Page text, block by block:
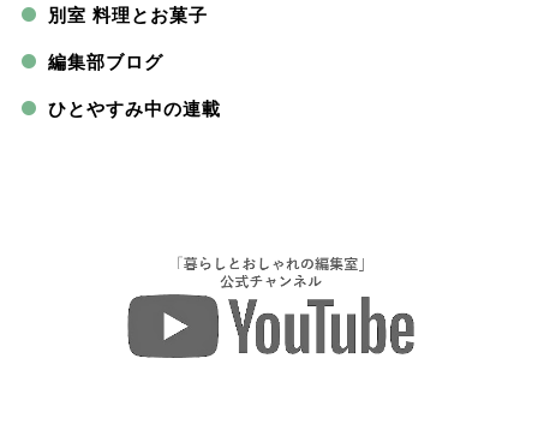
別室 料理とお菓子
編集部ブログ
ひとやすみ中の連載